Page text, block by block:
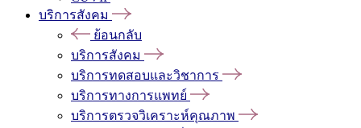
บริการสังคม
ย้อนกลับ
บริการสังคม
บริการทดสอบและวิชาการ
บริการทางการแพทย์
บริการตรวจวิเคราะห์คุณภาพ